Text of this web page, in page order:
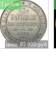
3 рубля
цена: 85 000 руб